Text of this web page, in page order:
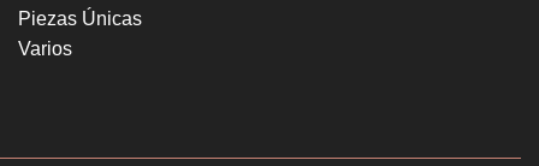
Piezas Únicas
Varios